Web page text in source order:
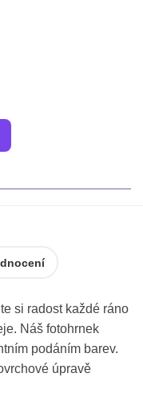
si radost každé ráno
Náš fotohrnek
podáním barev.
úpravě